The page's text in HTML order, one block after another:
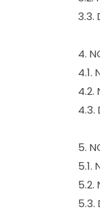
3.3.
4.
4.1.
4.2.
4.3.
5.
5.1.
5.2.